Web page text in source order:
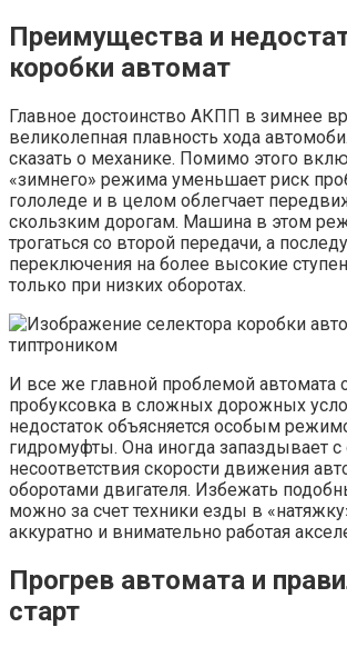
Преимущества и
коробки автомат
Главное достоинство АКПП в зимнее
великолепная плавность хода
сказать о механике. Помимо этого
«зимнего» режима уменьшает риск
гололеде и в целом облегчает
скользким дорогам. Машина в этом
трогаться со второй передачи, а
переключения на более высокие
только при низких оборотах.
И все же главной проблемой автомата
пробуксовка в сложных дорожных
недостаток объясняется особым
гидромуфты. Она иногда запаздывает
несоответствия скорости движения
оборотами двигателя. Избежать
можно за счет техники езды в
аккуратно и внимательно работая
Прогрев автомата и
старт